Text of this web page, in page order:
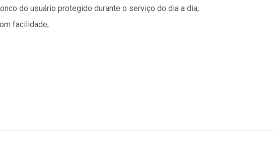
do usuário protegido durante o serviço do dia a dia;
facilidade;